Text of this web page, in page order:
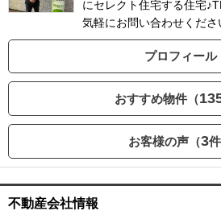
にセレクト住宅する住宅
気軽にお問い合わせくださ
プロフィール
おすすめ物件（
お客様の声（3件
不動産会社情報